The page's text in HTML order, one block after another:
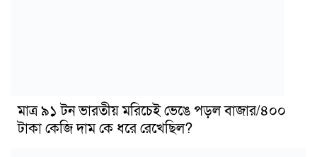
মাত্র ৯১ টন ভারতীয় মরিচেই ভেঙে পড়ল বাজার/৪০০
টাকা কেজি দাম কে ধরে রেখেছিল?